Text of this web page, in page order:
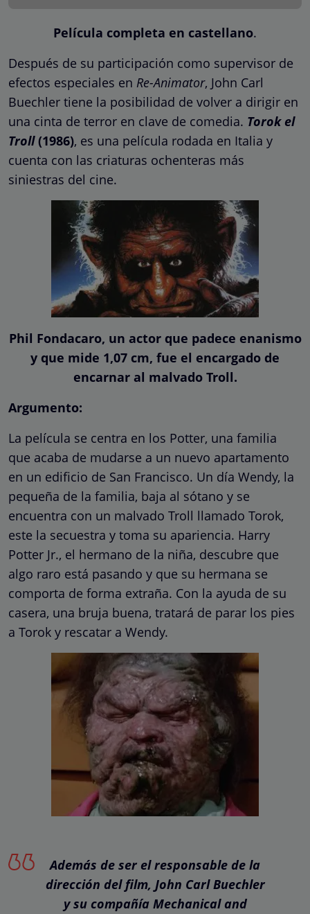
Película completa en castellano.
Después de su participación como supervisor de
efectos especiales en Re-Animator, John Carl
Buechler tiene la posibilidad de volver a dirigir en
una cinta de terror en clave de comedia. Torok el
Troll(1986), es una película rodada en Italia y
cuenta con las criaturas ochenteras más
siniestras del cine.
Phil Fondacaro, un actor que padece enanismo
y que mide 1,07 cm, fue el encargado de
encarnar al malvado Troll.
Argumento:
La película se centra en los Potter, una familia
que acaba de mudarse a un nuevo apartamento
en un edificio de San Francisco. Un día Wendy, la
pequeña de la familia, baja al sótano y se
encuentra con un malvado Troll llamado Torok,
este la secuestra y toma su apariencia. Harry
Potter Jr., el hermano de la niña, descubre que
algo raro está pasando y que su hermana se
comporta de forma extraña. Con la ayuda de su
casera, una bruja buena, tratará de parar los pies
a Torok y rescatar a Wendy.
Además de ser el responsable de la
dirección del film, John Carl Buechler
y su compañía Mechanical and